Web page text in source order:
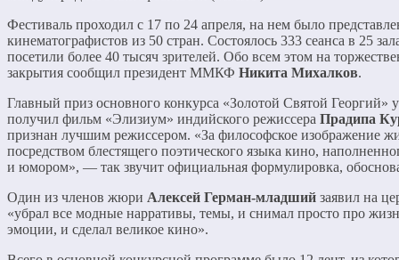
Фестиваль проходил с 17 по 24 апреля, на нем было
кинематографистов из 50 стран. Состоялось 333 сеанса в 25
посетили более 40 тысяч зрителей. Обо всем этом на
закрытия сообщил президент ММКФ Никита Михалков.
Главный приз основного конкурса «Золотой Святой Георгий»
получил фильм «Элизиум» индийского режиссера Прадипа
признан лучшим режиссером. «За философское изображение
посредством блестящего поэтического языка кино,
и юмором», — так звучит официальная формулировка,
Один из членов жюри Алексей Герман-младший заявил на
«убрал все модные нарративы, темы, и снимал просто про
эмоции, и сделал великое кино».